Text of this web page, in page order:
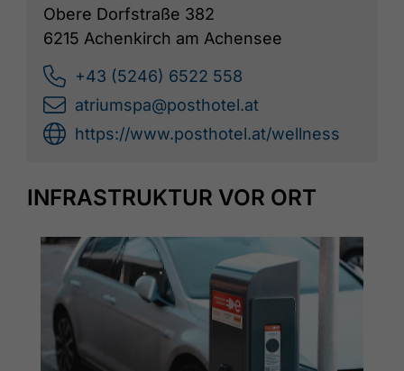
Obere Dorfstraße 382
6215 Achenkirch am Achensee
+43 (5246) 6522 558
atriumspa@posthotel.at
https://www.posthotel.at/wellness
INFRASTRUKTUR VOR ORT